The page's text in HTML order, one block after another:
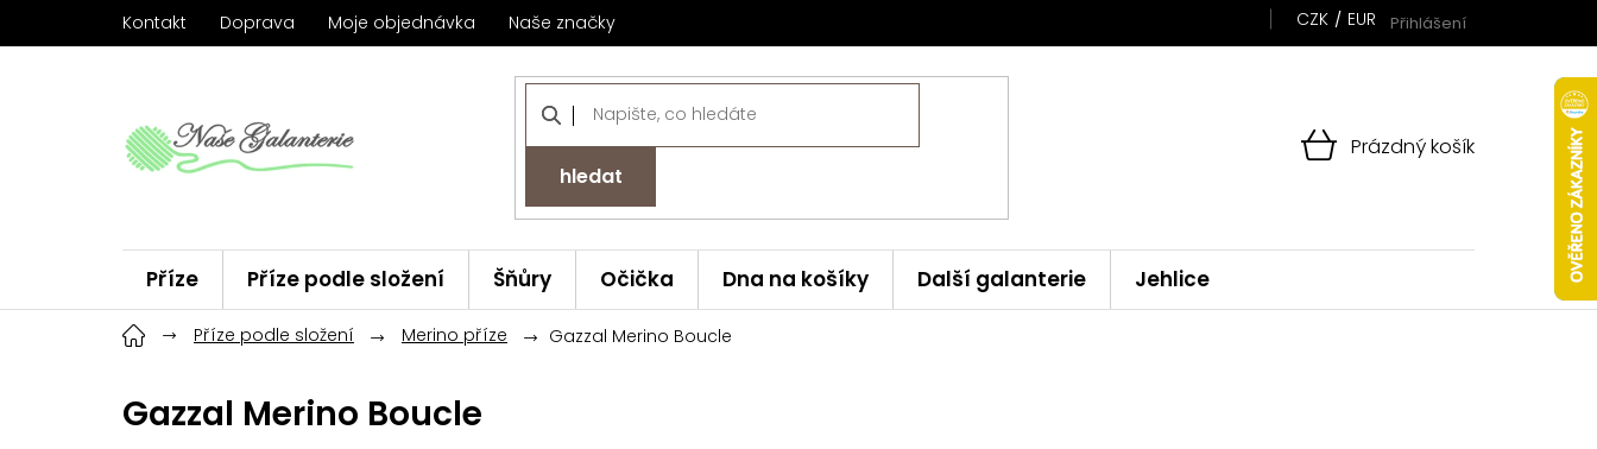
Kontakt Doprava Moje objednávka Naše značky CZK EUR Přihlášení
hledat
NÁKUPNÍ
Prázdný košík
Příze Příze podle složení Šňůry Očička Dna na košíky Další galanterie Jehlice
Háčky ChiaoGoo Značky
Příze podle složení Merino příze Gazzal Merino Boucle
Gazzal Merino Boucle